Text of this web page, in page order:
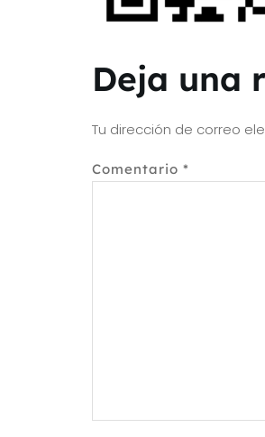
Deja una
Tu dirección de correo
Comentario *